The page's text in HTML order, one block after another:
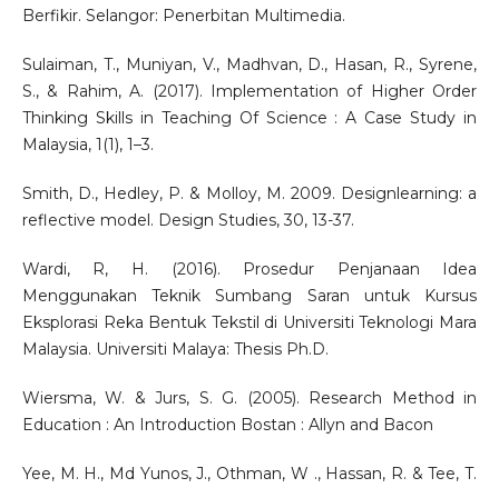
Berfikir. Selangor: Penerbitan Multimedia.
Sulaiman, T., Muniyan, V., Madhvan, D., Hasan, R., Syrene,
S., & Rahim, A. (2017). Implementation of Higher Order
Thinking Skills in Teaching Of Science : A Case Study in
Malaysia, 1(1), 1–3.
Smith, D., Hedley, P. & Molloy, M. 2009. Designlearning: a
reflective model. Design Studies, 30, 13-37.
Wardi, R, H. (2016). Prosedur Penjanaan Idea
Menggunakan Teknik Sumbang Saran untuk Kursus
Eksplorasi Reka Bentuk Tekstil di Universiti Teknologi Mara
Malaysia. Universiti Malaya: Thesis Ph.D.
Wiersma, W. & Jurs, S. G. (2005). Research Method in
Education : An Introduction Bostan : Allyn and Bacon
Yee, M. H., Md Yunos, J., Othman, W ., Hassan, R. & Tee, T.